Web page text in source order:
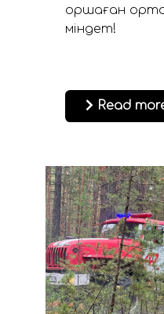
Қоршаған
міндет!
Read